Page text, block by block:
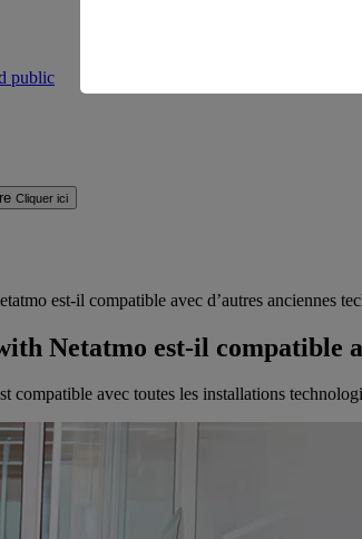
public
Cliquer ici
est-il compatible avec d’autres anciennes
Netatmo est-il compatible
compatible avec toutes les installations